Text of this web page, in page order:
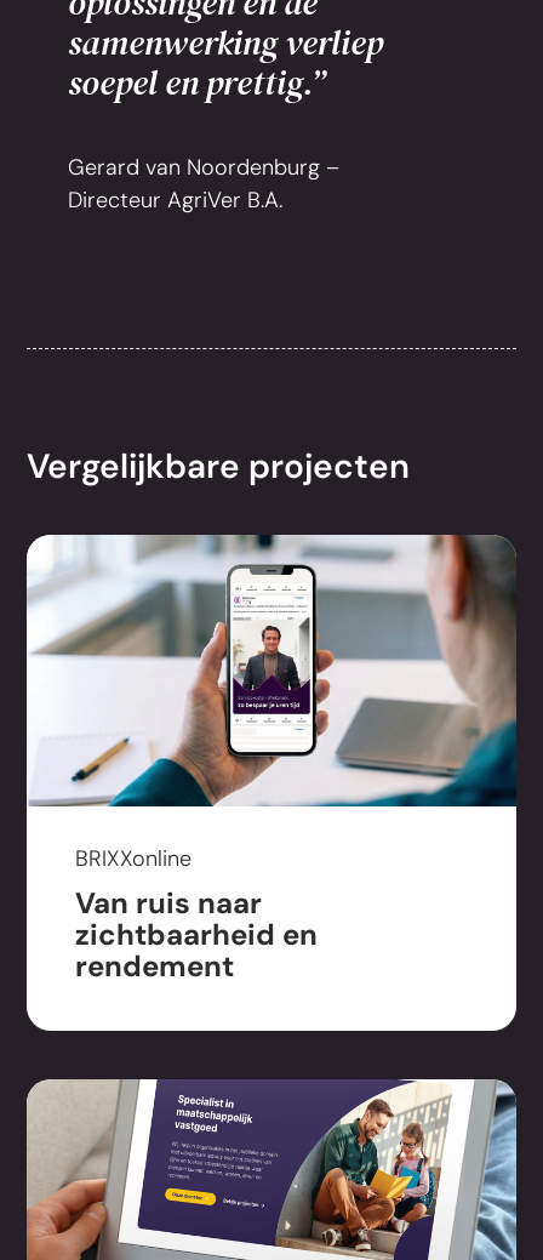
samenwerking verliep
soepel en prettig.”
Gerard van Noordenburg –
Directeur AgriVer B.A.
Vergelijkbare projecten
BRIXXonline
Van ruis naar
zichtbaarheid en
rendement